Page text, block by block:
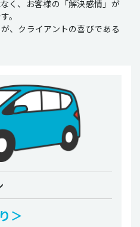
く、お客様の「解決感情」が
。
、クライアントの喜びである
＞